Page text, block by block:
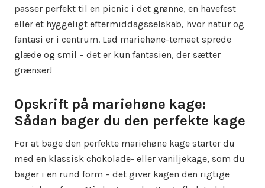
passer perfekt til en picnic i det grønne, en havefest
eller et hyggeligt eftermiddagsselskab, hvor natur og
fantasi er i centrum. Lad mariehøne-temaet sprede
glæde og smil – det er kun fantasien, der sætter
grænser!
Opskrift på mariehøne kage:
Sådan bager du den perfekte kage
For at bage den perfekte mariehøne kage starter du
med en klassisk chokolade- eller vaniljekage, som du
bager i en rund form – det giver kagen den rigtige